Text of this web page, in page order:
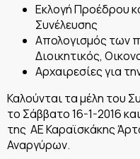
Εκλογή Προέδρου
Συνέλευσης
Απολογισμός των
Διοικητικός,
Αρχαιρεσίες για
Καλούνται τα μέλη του
το Σάββατο 16-1-2016
της ΑΕ Καραϊσκάκης
Αναργύρων.